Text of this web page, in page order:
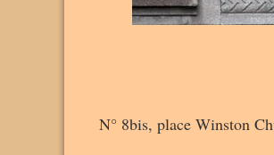
N° 8bis, place Winston